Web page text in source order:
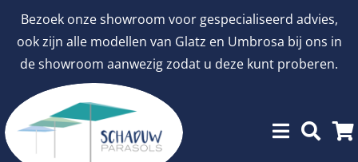
Bezoek onze showroom voor gespecialiseerd advies,
ook zijn alle modellen van Glatz en Umbrosa bij ons in
de showroom aanwezig zodat u deze kunt proberen.
inhoud